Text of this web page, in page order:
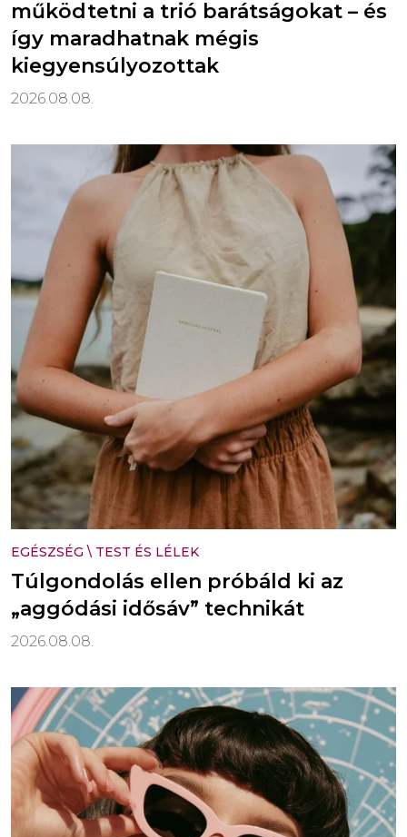
működtetni a trió barátságokat – és
így maradhatnak mégis
kiegyensúlyozottak
2026.08.08.
EGÉSZSÉG \ TEST ÉS LÉLEK
Túlgondolás ellen próbáld ki az
„aggódási idősáv” technikát
2026.08.08.